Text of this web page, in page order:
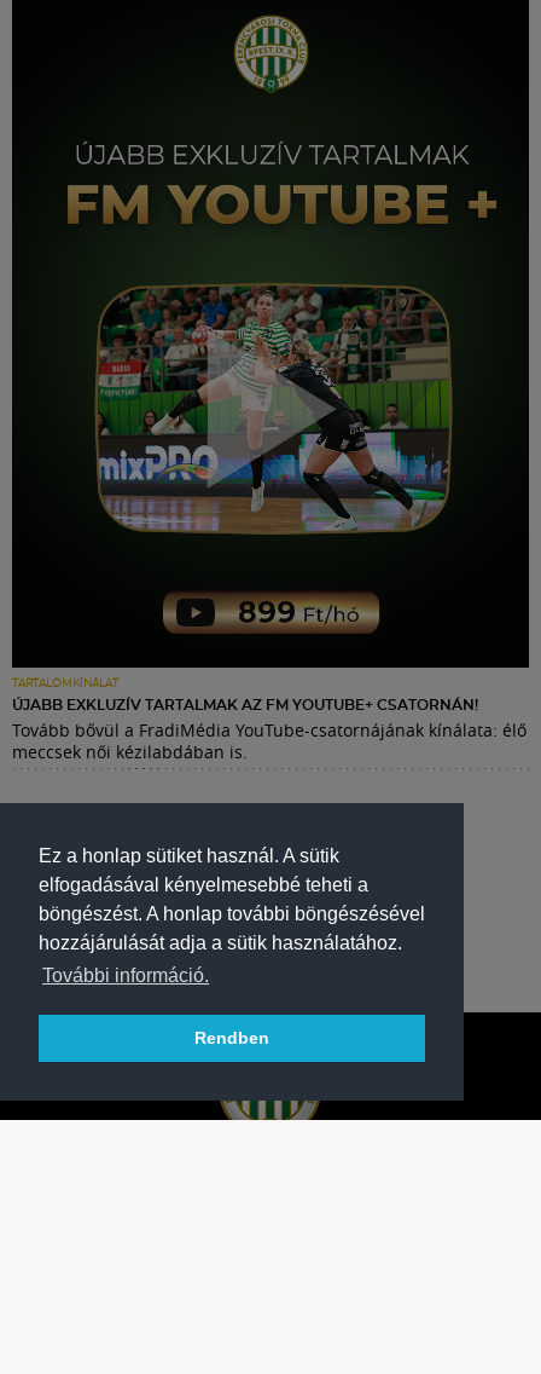
Ez a honlap sütiket használ. A sütik
elfogadásával kényelmesebbé teheti a
böngészést. A honlap további böngészésével
hozzájárulását adja a sütik használatához.
További információ.
Rendben
TARTALOMKÍNÁLAT
ÚJABB EXKLUZÍV TARTALMAK AZ FM YOUTUBE+ CSATORNÁN!
Tovább bővül a FradiMédia YouTube-csatornájának kínálata: élő
meccsek női kézilabdában is.